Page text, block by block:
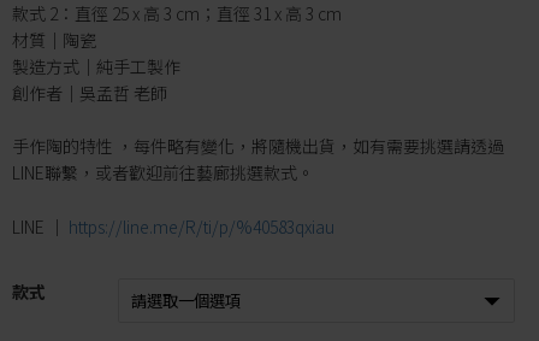
款式 2：直徑 25 x 高 3 cm；直徑 31 x 高 3 cm
材質｜陶瓷
製造方式｜純手工製作
創作者｜吳孟哲 老師
手作陶的特性 ，每件略有變化，將隨機出貨，如有需要挑選請透過
LINE聯繫，或者歡迎前往藝廊挑選款式。
LINE │ https://line.me/R/ti/p/%40583qxiau
款式